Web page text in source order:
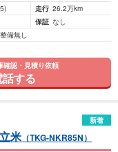
走行 26.2万km
保証 なし
備無し
確認・見積り依頼
話する
新着
米 （TKG-NKR85N）